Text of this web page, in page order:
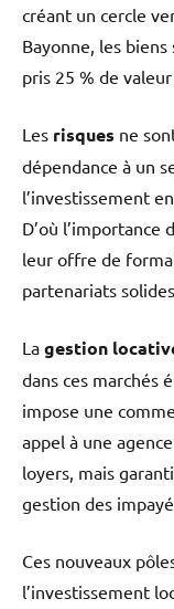
créant un cercle
Bayonne, les
pris 25 % de valeur
Les risques ne
dépendance à un
l’investissement
D’où
leur offre de
partenariats
La gestion
dans ces marchés
impose une
appel à une
loyers, mais
gestion des
Ces nouveaux
l’investissement